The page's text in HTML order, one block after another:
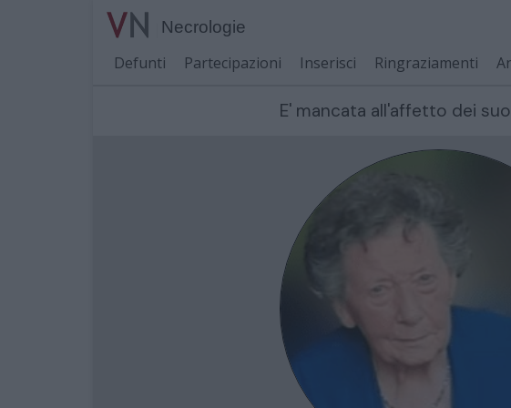
Necrologie
Defunti Partecipazioni Inserisci Ringraziamenti
Cerca per nome o cognomeE' mancata all'affetto dei